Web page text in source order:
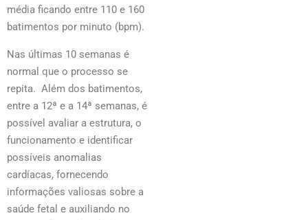
média ficando entre 110 e 160
batimentos por minuto (bpm).
Nas últimas 10 semanas é
normal que o processo se
repita. Além dos batimentos,
entre a 12ª e a 14ª semanas, é
possível avaliar a estrutura, o
funcionamento e identificar
possíveis anomalias
cardíacas, fornecendo
informações valiosas sobre a
saúde fetal e auxiliando no